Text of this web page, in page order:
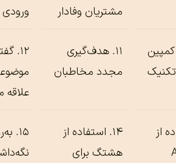
مشتریان وفادار
هدف‌گیری
مجدد مخاطبان
از
استفاده از
هشتگ برای